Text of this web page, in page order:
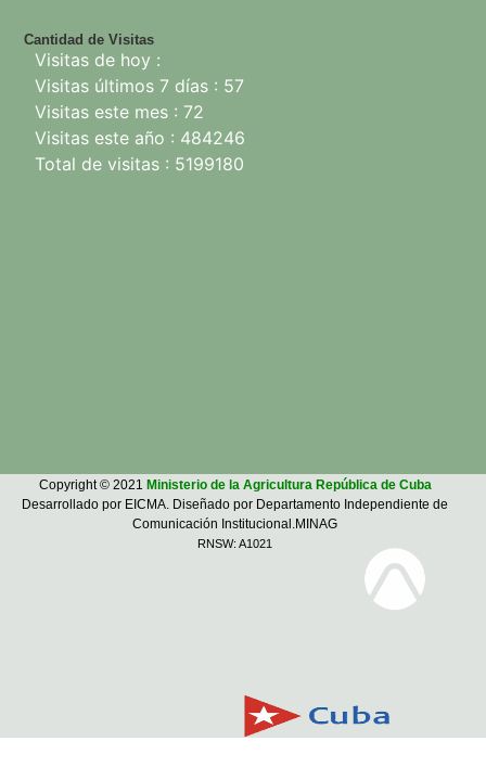
Cantidad de Visitas
Visitas de hoy :
Visitas últimos 7 días : 57
Visitas este mes : 72
Visitas este año : 484246
Total de visitas : 5199180
Copyright © 2021 Ministerio de la Agricultura República de Cuba
Desarrollado por EICMA. Diseñado por Departamento Independiente de
Comunicación Institucional.MINAG
RNSW: A1021